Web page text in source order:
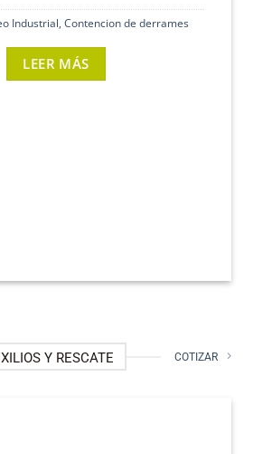
Industrial, Contencion de derrames
LEER MÁS
Y RESCATE COTIZAR